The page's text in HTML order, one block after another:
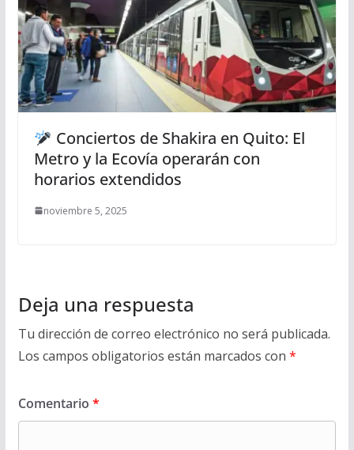
Conciertos de Shakira en Quito: El
Metro y la Ecovía operarán con
horarios extendidos
noviembre 5, 2025
Deja una respuesta
Tu dirección de correo electrónico no será publicada.
Los campos obligatorios están marcados con *
Comentario *